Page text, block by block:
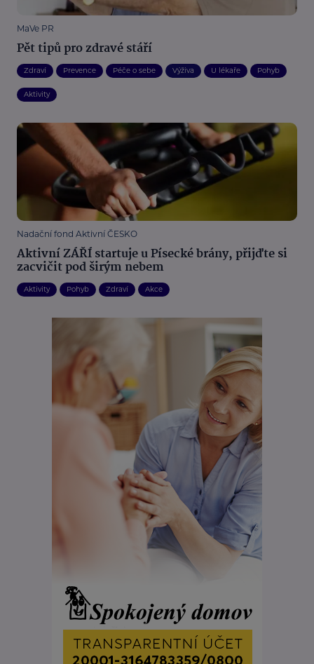
MaVe PR
Pět tipů pro zdravé stáří
Zdraví Prevence Péče o sebe Výživa U lékaře Pohyb
Aktivity
Nadační fond Aktivní ČESKO
Aktivní ZÁŘÍ startuje u Písecké brány, přijďte si
zacvičit pod širým nebem
Aktivity Pohyb Zdraví Akce